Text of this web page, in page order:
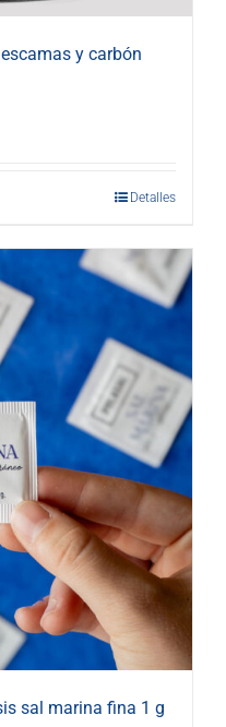
y carbón
Detalles
sal marina fina 1 g